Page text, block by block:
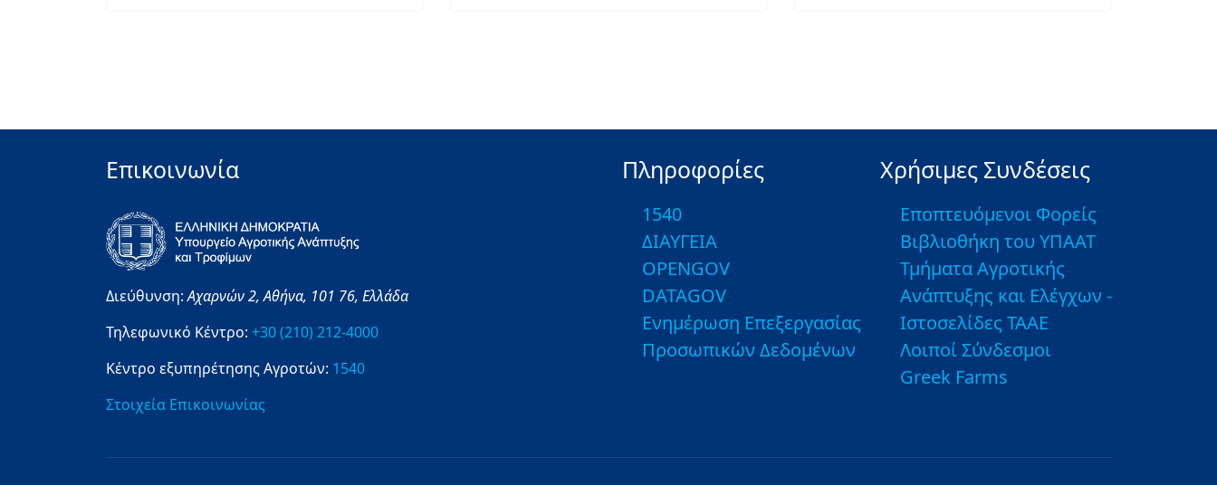
Επικοινωνία
Διεύθυνση:Αχαρνών 2,Αθήνα, 101 76, Ελλάδα
Τηλεφωνικό Κέντρο: +30 (210) 212-4000
Κέντρο εξυπηρέτησης Αγροτών: 1540
Στοιχεία Επικοινωνίας
Πληροφορίες
1540
ΔΙΑΥΓΕΙΑ
OPENGOV
DATAGOV
Ενημέρωση Επεξεργασίας
Προσωπικών Δεδομένων
Χρήσιμες Συνδέσεις
Εποπτευόμενοι Φορείς
Βιβλιοθήκη του ΥΠΑΑΤ
Τμήματα Αγροτικής
Ανάπτυξης και Ελέγχων -
Ιστοσελίδες ΤΑΑΕ
Λοιποί Σύνδεσμοι
Greek Farms